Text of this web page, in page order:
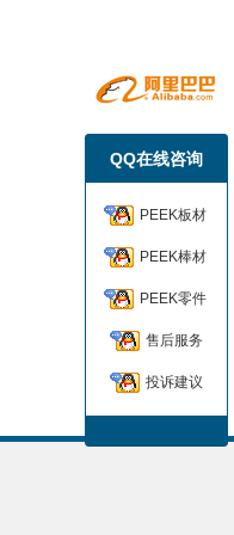
QQ在线咨询
PEEK板材
PEEK棒材
PEEK零件
售后服务
投诉建议